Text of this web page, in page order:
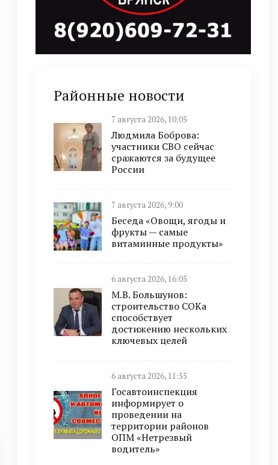
Районные новости
7 августа 2026, 10:05
Людмила Боброва:
участники СВО сейчас
сражаются за будущее
России
7 августа 2026, 9:00
Беседа «Овощи, ягоды и
фрукты — самые
витаминные продукты»
6 августа 2026, 16:05
М.В. Большунов:
строительство СОКа
способствует
достижению нескольких
ключевых целей
6 августа 2026, 11:55
Госавтоинспекция
информирует о
проведении на
территории районов
ОПМ «Нетрезвый
водитель»